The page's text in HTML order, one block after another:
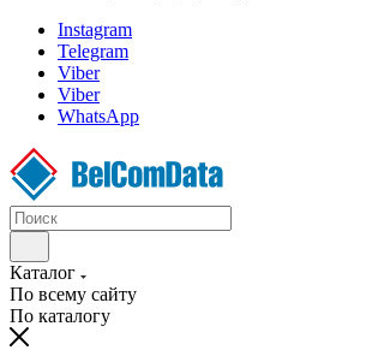
Instagram
Telegram
Viber
Viber
WhatsApp
Каталог
По всему сайту
По каталогу